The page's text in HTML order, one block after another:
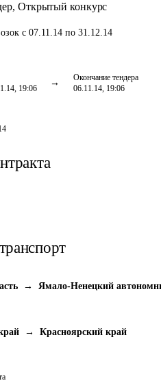
, Открытый конкурс
с 07.11.14 по 31.12.14
19:06
Окончание тендера
06.11.14, 19:06
→ Ямало-Ненецкий
→ Красноярский край